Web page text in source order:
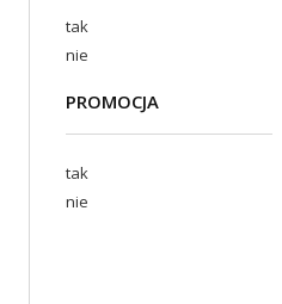
tak
nie
PROMOCJA
tak
nie